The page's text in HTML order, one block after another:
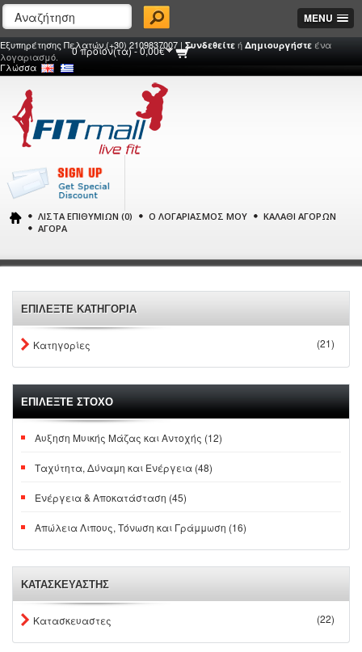
MENU
Γλώσσα
0 προϊόν(τα) - 0,00€
Εξυπηρέτησης Πελατών (+30) 2109837007 | Συνδεθείτε ή Δημιουργήστε ένα
λογαριασμό.
ΛΊΣΤΑ ΕΠΙΘΥΜΙΏΝ (0) Ο ΛΟΓΑΡΙΑΣΜΌΣ ΜΟΥ
ΚΑΛΆΘΙ ΑΓΟΡΏΝ
ΑΓΟΡΆ
ΕΠΙΛΕΞΤΕ ΚΑΤΗΓΟΡΙΑ
Κατηγορίες (21)
ΕΠΙΛΕΞΤΕ ΣΤΟΧΟ
Αυξηση Μυικής Μάζας και Αντοχής (12)
Ταχύτητα, Δύναμη και Ενέργεια (48)
Ενέργεια & Αποκατάσταση (45)
Απώλεια Λιπους, Τόνωση και Γράμμωση (16)
ΚΑΤΑΣΚΕΥΑΣΤΗΣ
Κατασκευαστες (22)